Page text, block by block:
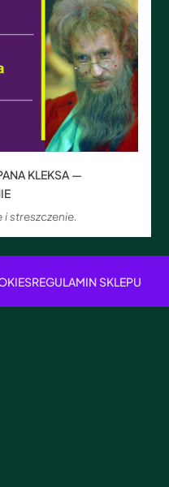
KLEKSA —
streszczenie.
REGULAMIN SKLEPU